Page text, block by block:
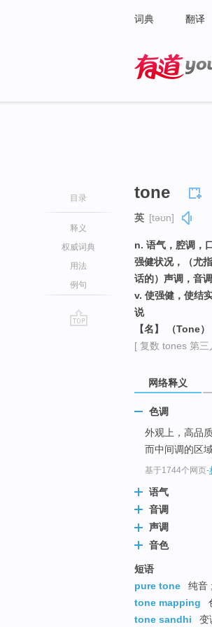
词典 翻译
目录
释义
权威词典
用法
例句
tone
英 [təʊn]
n. 语气，腔调，
强健状况，（尤
话的）声调，音
v. 使强健，使结
说
【名】 （Tone
[ 复数 tones 第
网络释义
色调
外观上，高品
而中间调的区
基于1744个网页-
语气
音调
声调
音色
短语
pure tone
纯音
tone mapping
tone sandhi
变